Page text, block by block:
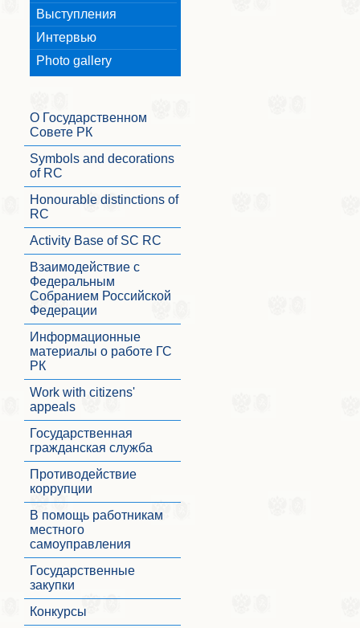
Выступления
Интервью
Photo gallery
О Государственном
Совете РК
Symbols and decorations
of RC
Honourable distinctions of
RC
Activity Base of SC RC
Взаимодействие с
Федеральным
Собранием Российской
Федерации
Информационные
материалы о работе ГС
РК
Work with citizens'
appeals
Государственная
гражданская служба
Противодействие
коррупции
В помощь работникам
местного
самоуправления
Государственные
закупки
Конкурсы